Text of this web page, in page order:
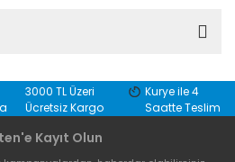
3000 TL Üzeri
Ücretsiz Kargo
Kurye ile 4
Saatte Teslim
Kayıt Olun